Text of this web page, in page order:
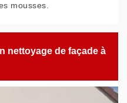
mousses.
nettoyage de façade à